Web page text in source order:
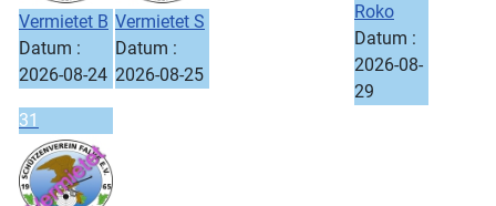
Vermietet B
Datum :
2026-08-24
Vermietet S
Datum :
2026-08-25
Roko
Datum :
2026-08-
29
31